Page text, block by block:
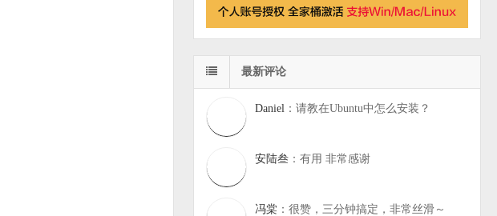
最新评论
Daniel ：请教在Ubuntu中怎么安装？
安陆叁 ：有用 非常感谢
冯棠 ：很赞，三分钟搞定，非常丝滑～